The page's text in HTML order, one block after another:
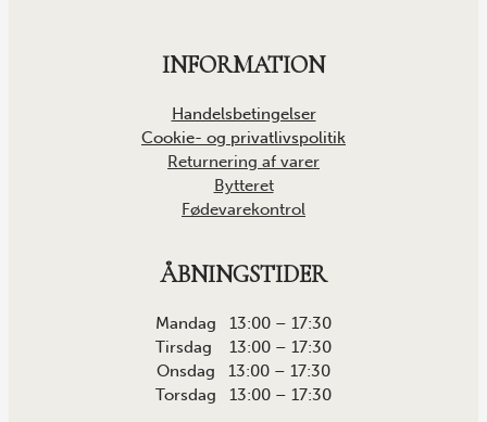
INFORMATION
Handelsbetingelser
Cookie- og privatlivspolitik
Returnering af varer
Bytteret
Fødevarekontrol
ÅBNINGSTIDER
Mandag 13:00 – 17:30
Tirsdag 13:00 – 17:30
Onsdag 13:00 – 17:30
Torsdag 13:00 – 17:30